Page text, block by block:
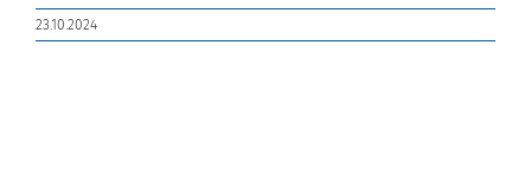
23.10.2024